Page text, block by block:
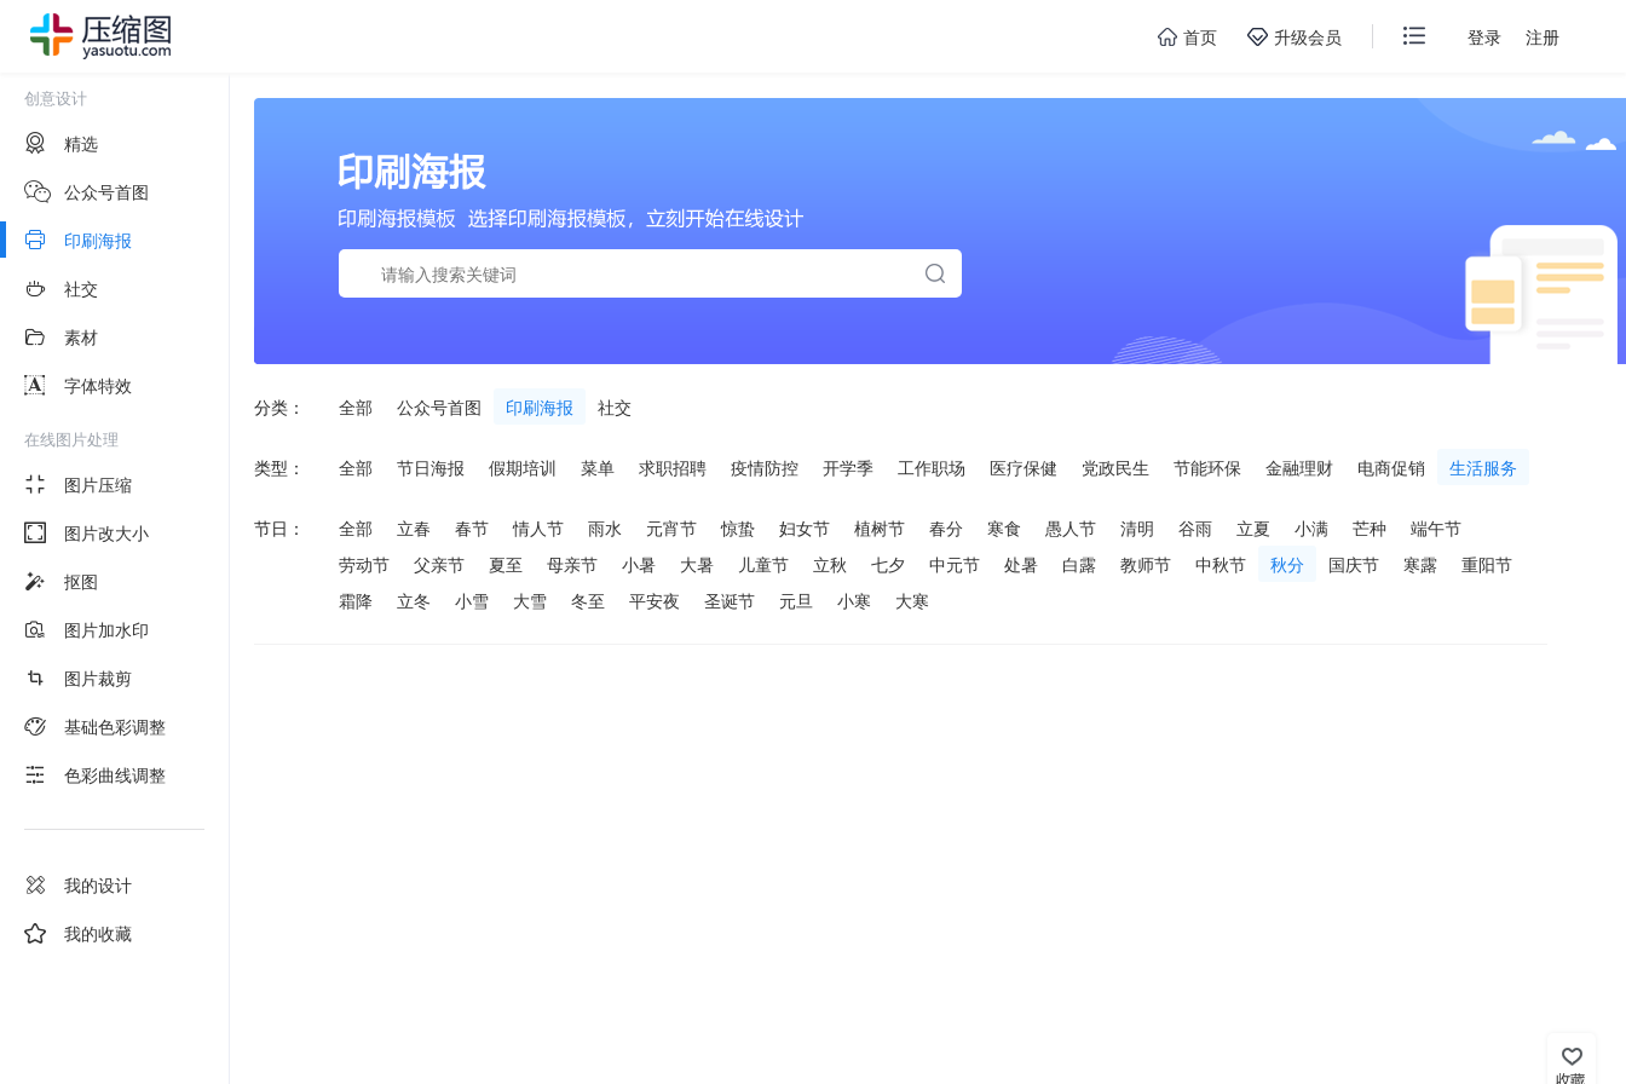
首页 升级会员 登录 注册
创意设计
精选
公众号首图
印刷海报
社交
素材
字体特效
在线图片处理
图片压缩
图片改大小
抠图
图片加水印
图片裁剪
基础色彩调整
色彩曲线调整
我的设计
我的收藏
分类： 全部 公众号首图 印刷海报 社交
类型： 全部 节日海报 假期培训 菜单 求职招聘 疫情防控 开学季 工作职场 医疗保健 党政民生 节能环保 金融理财 电商促销 生活服务
节日： 全部 立春 春节 情人节 雨水 元宵节 惊蛰 妇女节 植树节 春分 寒食 愚人节 清明 谷雨 立夏 小满 芒种
端午节
劳动节
父亲节 夏至 母亲节 小暑 大暑 儿童节 立秋 七夕 中元节 处暑 白露 教师节 中秋节 秋分 国庆节 寒露
重阳节
霜降
立冬 小雪 大雪 冬至 平安夜 圣诞节 元旦 小寒 大寒